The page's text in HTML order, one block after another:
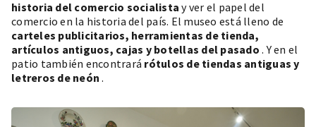
historia del comercio socialista y ver el papel del
comercio en la historia del país. El museo está lleno de
carteles publicitarios, herramientas de tienda,
artículos antiguos, cajas y botellas del pasado . Y en el
patio también encontrará rótulos de tiendas antiguas y
letreros de neón .